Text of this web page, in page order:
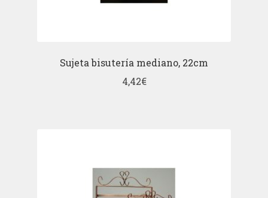
Sujeta bisutería mediano, 22cm
4,42€